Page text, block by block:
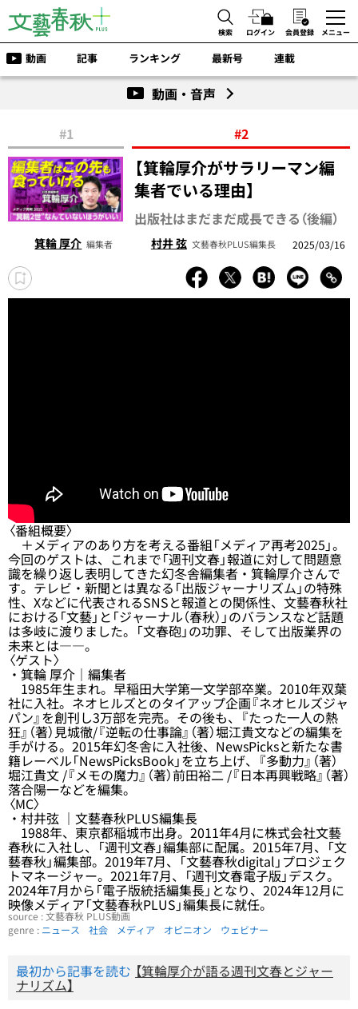
検索 ログイン 会員登録 メニュー
動画 記事 ランキング 最新号 連載
動画・音声
#1 #2
【箕輪厚介がサラリーマン編
集者でいる理由】
出版社はまだまだ成長できる（後編）
箕輪 厚介 編集者 村井 弦 文藝春秋PLUS編集長 2025/03/16
〈番組概要〉
＋メディアのあり方を考える番組「メディア再考2025」。
今回のゲストは、これまで「週刊文春」報道に対して問題意
識を繰り返し表明してきた幻冬舎編集者・箕輪厚介さんで
す。テレビ・新聞とは異なる「出版ジャーナリズム」の特殊
性、Xなどに代表されるSNSと報道との関係性、文藝春秋社
における「文藝」と「ジャーナル（春秋）」のバランスなど話題
は多岐に渡りました。「文春砲」の功罪、そして出版業界の
未来とは――。
〈ゲスト〉
・箕輪 厚介｜編集者
1985年生まれ。早稲田大学第一文学部卒業。2010年双葉
社に入社。ネオヒルズとのタイアップ企画『ネオヒルズジャ
パン』を創刊し3万部を完売。その後も、『たった一人の熱
狂』（著）見城徹/『逆転の仕事論』（著）堀江貴文などの編集を
手がける。2015年幻冬舎に入社後、NewsPicksと新たな書
籍レーベル「NewsPicksBook」を立ち上げ、『多動力』（著）
堀江貴文 /『メモの魔力』（著）前田裕二 /『日本再興戦略』（著）
落合陽一などを編集。
〈MC〉
・村井弦 ｜文藝春秋PLUS編集長
1988年、東京都稲城市出身。2011年4月に株式会社文藝
春秋に入社し、「週刊文春」編集部に配属。2015年7月、「文
藝春秋」編集部。2019年7月、「文藝春秋digital」プロジェク
トマネージャー。2021年7月、「週刊文春電子版」デスク。
2024年7月から「電子版統括編集長」となり、2024年12月に
映像メディア「文藝春秋PLUS」編集長に就任。
source : 文藝春秋 PLUS動画
genre : ニュース 社会 メディア オピニオン ウェビナー
最初から記事を読む 【箕輪厚介が語る週刊文春とジャー
ナリズム】